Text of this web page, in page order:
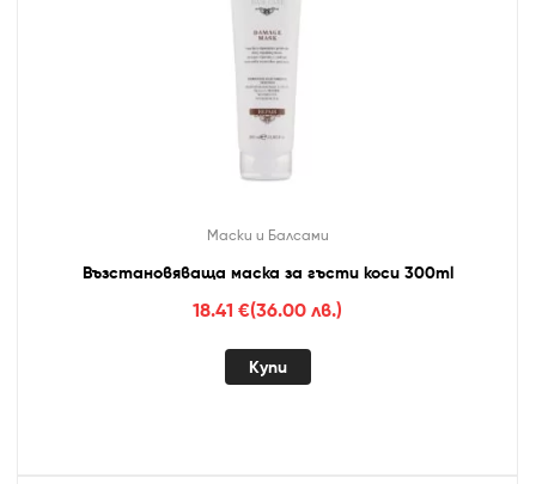
Маски и Балсами
Възстановяваща маска за гъсти коси 300ml
18.41 €(36.00 лв.)
Купи